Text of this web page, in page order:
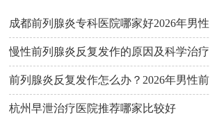
成都前列腺炎专科医院哪家好2026年男性
慢性前列腺炎反复发作的原因及科学治疗
前列腺炎反复发作怎么办？2026年男性前
杭州早泄治疗医院推荐哪家比较好